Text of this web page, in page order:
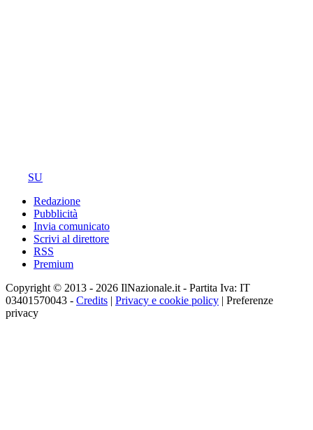
SU
Redazione
Pubblicità
Invia comunicato
Scrivi al direttore
RSS
Premium
Copyright © 2013 - 2026 IlNazionale.it - Partita Iva: IT
03401570043 - Credits | Privacy e cookie policy | Preferenze
privacy